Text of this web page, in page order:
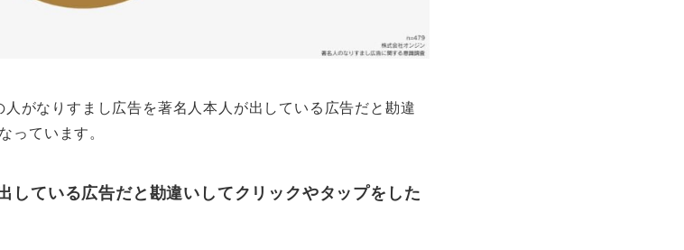
がなりすまし広告を著名人本人が出している広告だと勘違
っています。
している広告だと勘違いしてクリックやタップをした